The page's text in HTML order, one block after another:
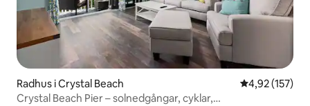
Radhus i Crystal Beach 4,92 av 5 i
4,92 (157)
Crystal Beach Pier – solnedgångar, cyklar,